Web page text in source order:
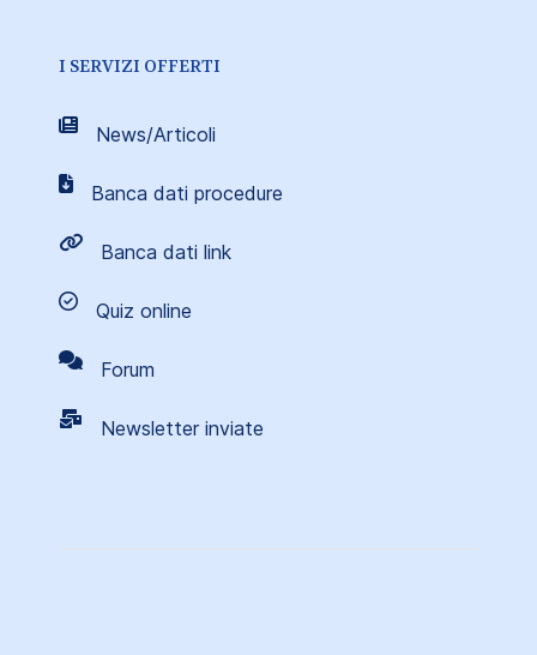
I SERVIZI OFFERTI
News/Articoli
Banca dati procedure
Banca dati link
Quiz online
Forum
Newsletter inviate